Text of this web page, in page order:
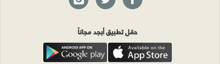
حمّل تطبيق أبجد مجاناً